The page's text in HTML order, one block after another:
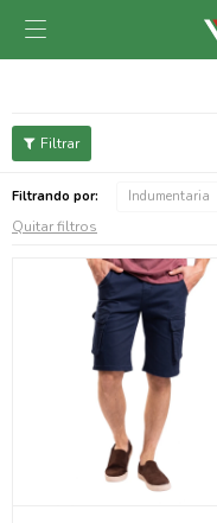

Filtrando por: Indumentaria
Quitar filtros